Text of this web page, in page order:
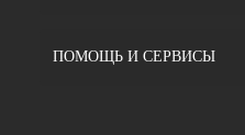
ПОМОЩЬ И СЕРВИСЫ